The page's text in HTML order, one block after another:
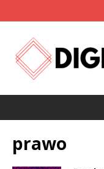
prawo